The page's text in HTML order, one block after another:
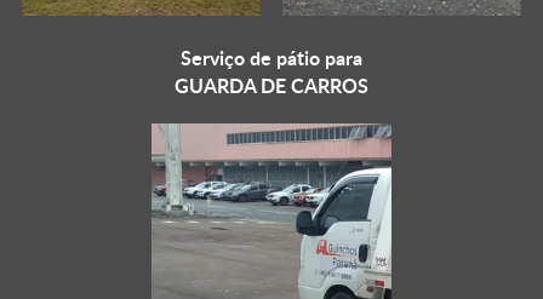
Serviço de pátio para
GUARDA DE CARROS